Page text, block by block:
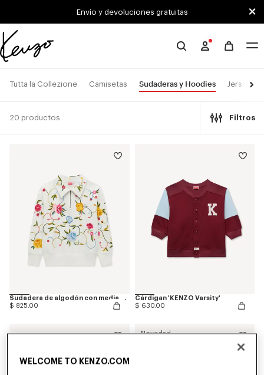
Skip to main content
Skip to footer contentEnvío y devoluciones gratuitas
Página
deTutta la Collezione Camisetas Sudaderas y Hoodies Jerséis
20 productos Filtros
Sudadera de algodón con media cremallera bordada 'KENZO Wildflower'
$ 825.00
Cárdigan 'KENZO Varsity'
$ 630.00
Novedad
WELCOME TO KENZO.COM